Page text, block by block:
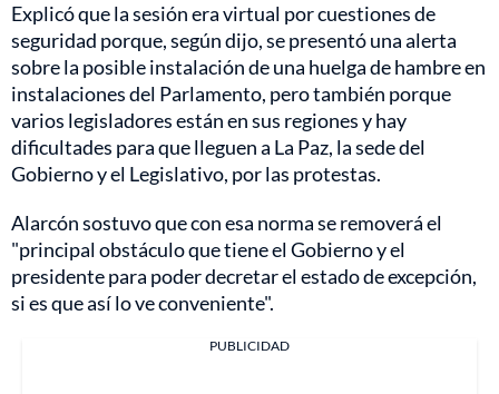
Explicó que la sesión era virtual por cuestiones de
seguridad porque, según dijo, se presentó una alerta
sobre la posible instalación de una huelga de hambre en
instalaciones del Parlamento, pero también porque
varios legisladores están en sus regiones y hay
dificultades para que lleguen a La Paz, la sede del
Gobierno y el Legislativo, por las protestas.
Alarcón sostuvo que con esa norma se removerá el
"principal obstáculo que tiene el Gobierno y el
presidente para poder decretar el estado de excepción,
si es que así lo ve conveniente".
PUBLICIDAD